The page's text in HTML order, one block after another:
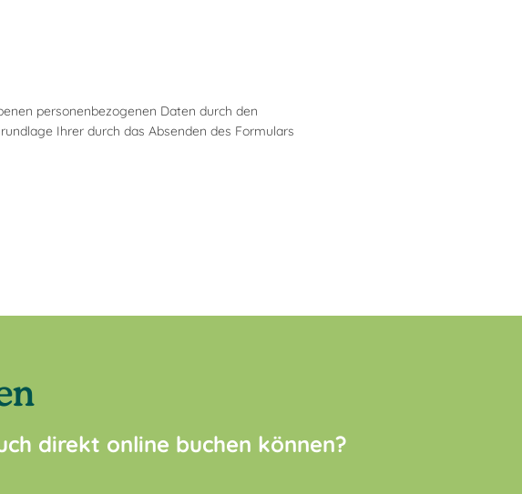
personenbezogenen Daten durch den
Ihrer durch das Absenden des Formulars
direkt online buchen können?